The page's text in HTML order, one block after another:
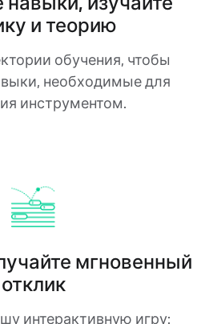
навыки, изучайте
и теорию
обучения, чтобы
необходимые для
инструментом.
мгновенный
отклик
интерактивную игру: